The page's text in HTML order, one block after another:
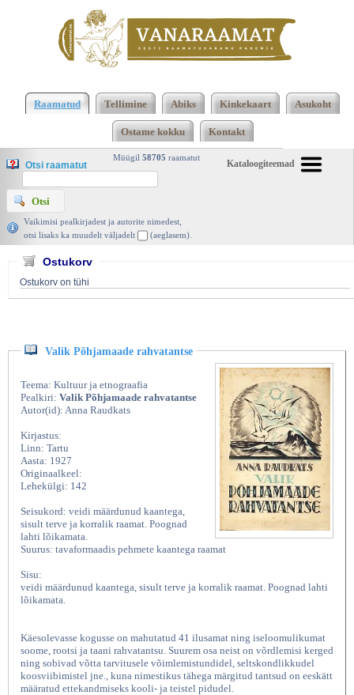
Põhjamaade rahvatantse, Anna Raudkats, 1927 |
vanaraamat. ee
Raamatud Tellimine Abiks Kinkekaart Asukoht
Ostame kokku Kontakt
Kataloogiteemad
Müügil 58705 raamatut
Otsi raamatut
Vaikimisi pealkirjadest ja autorite nimedest,
otsi lisaks ka muudelt väljadelt
(aeglasem).
Ostukorv
Ostukorv on tühi
Valik Põhjamaade rahvatantse
Teema: Kultuur ja etnograafia
Pealkiri: Valik Põhjamaade rahvatantse
Autor(id): Anna Raudkats
Kirjastus:
Linn: Tartu
Aasta: 1927
Originaalkeel:
Lehekülgi: 142
Seisukord: veidi määrdunud kaantega,
sisult terve ja korralik raamat. Poognad
lahti lõikamata.
Suurus: tavaformaadis pehmete kaantega raamat
Sisu:
veidi määrdunud kaantega, sisult terve ja korralik raamat. Poognad lahti
lõikamata.
Käesolevasse kogusse on mahutatud 41 ilusamat ning iseloomulikumat
soome, rootsi ja taani rahvatantsu. Suurem osa neist on võrdlemisi kerged
ning sobivad võtta tarvitusele võimlemistundidel, seltskondlikkudel
koosviibimistel jne., kuna nimestikus tähega märgitud tantsud on eeskätt
määratud ettekandmiseks kooli- ja teistel pidudel.